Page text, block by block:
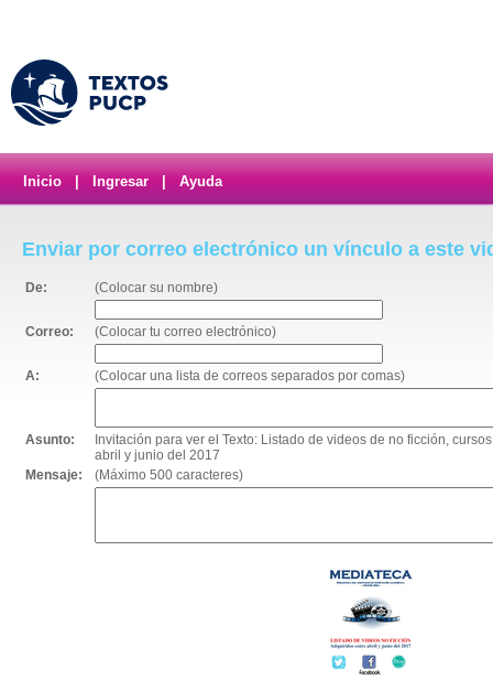
Inicio Ingresar Ayuda
Enviar por correo electrónico un vínculo a este
De: (Colocar su nombre)
Correo: (Colocar tu correo electrónico)
A: (Colocar una lista de correos separados por comas)
Asunto:
Invitación para ver el Texto: Listado de videos de no ficción,
abril y junio del 2017
Mensaje:
(Máximo 500 caracteres)